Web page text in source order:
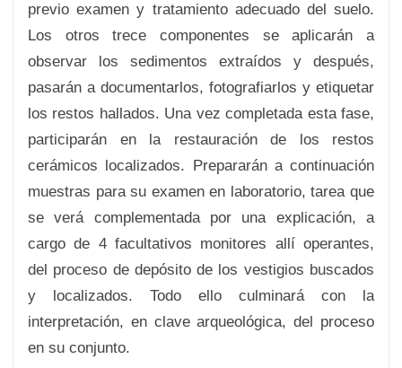
previo examen y tratamiento adecuado del suelo.
Los otros trece componentes se aplicarán a
observar los sedimentos extraídos y después,
pasarán a documentarlos, fotografiarlos y etiquetar
los restos hallados. Una vez completada esta fase,
participarán en la restauración de los restos
cerámicos localizados. Prepararán a continuación
muestras para su examen en laboratorio, tarea que
se verá complementada por una explicación, a
cargo de 4 facultativos monitores allí operantes,
del proceso de depósito de los vestigios buscados
y localizados. Todo ello culminará con la
interpretación, en clave arqueológica, del proceso
en su conjunto.